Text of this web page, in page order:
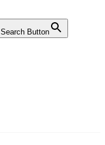
Search Button